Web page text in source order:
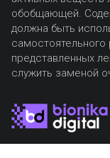
обобщающей.
должна быть
представленных
служить заменой